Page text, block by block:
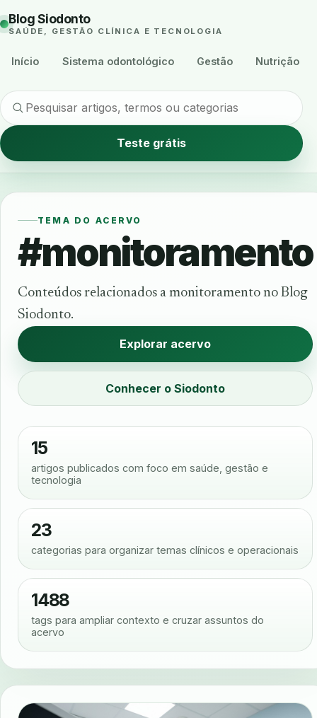
Blog Siodonto
SAÚDE, GESTÃO CLÍNICA E TECNOLOGIA
Início Sistema odontológico Gestão Nutrição
Teste grátis
TEMA DO ACERVO
#monitoramento
Conteúdos relacionados a monitoramento no Blog
Siodonto.
Explorar acervo
Conhecer o Siodonto
15
artigos publicados com foco em saúde, gestão e
tecnologia
23
categorias para organizar temas clínicos e operacionais
1488
tags para ampliar contexto e cruzar assuntos do
acervo